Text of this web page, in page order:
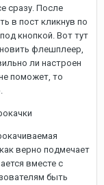
сразу. После
в пост кликнув по
кнопкой. Вот тут
флешплеер,
ли настроен
поможет, то
верно подмечает
вместе с
быть